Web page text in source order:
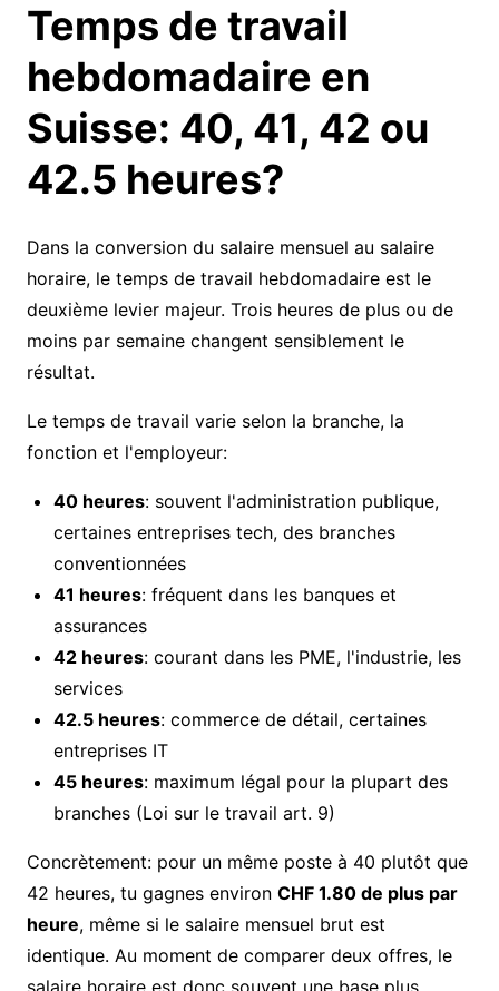
Temps de travail
hebdomadaire en
Suisse: 40, 41, 42 ou
42.5 heures?
Dans la conversion du salaire mensuel au salaire
horaire, le temps de travail hebdomadaire est le
deuxième levier majeur. Trois heures de plus ou de
moins par semaine changent sensiblement le
résultat.
Le temps de travail varie selon la branche, la
fonction et l'employeur:
40 heures: souvent l'administration publique,
certaines entreprises tech, des branches
conventionnées
41 heures: fréquent dans les banques et
assurances
42 heures: courant dans les PME, l'industrie, les
services
42.5 heures: commerce de détail, certaines
entreprises IT
45 heures: maximum légal pour la plupart des
branches (Loi sur le travail art. 9)
Concrètement: pour un même poste à 40 plutôt que
42 heures, tu gagnes environ CHF 1.80 de plus par
heure, même si le salaire mensuel brut est
identique. Au moment de comparer deux offres, le